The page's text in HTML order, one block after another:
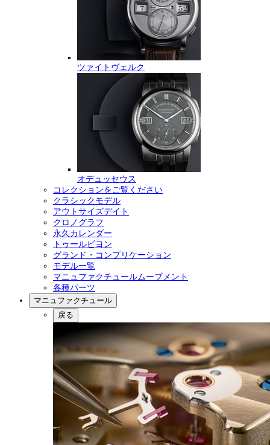
ツァイトヴェルク
オデュッセウス
コレクションをご覧ください
クラシックモデル
アウトサイズデイト
クロノグラフ
永久カレンダー
トゥールビヨン
グランド・コンプリケーション
モデル一覧
マニュファクチュールムーブメント
各種パーツ
マニュファクチュール
戻る